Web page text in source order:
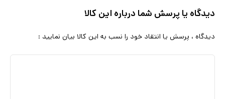
دیدگاه یا پرسش شما درباره این کالا
دیدگاه ، پرسش یا انتقاد خود را نسب به این کالا بیان نمایید :